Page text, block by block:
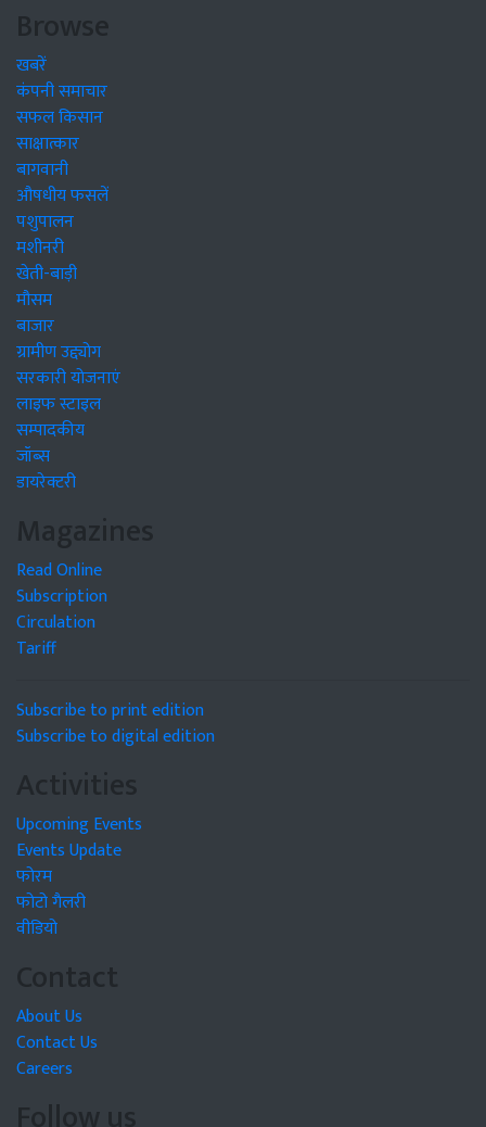
Browse
खबरें
कंपनी समाचार
सफल किसान
साक्षात्कार
बागवानी
औषधीय फसलें
पशुपालन
मशीनरी
खेती-बाड़ी
मौसम
बाजार
ग्रामीण उद्द्योग
सरकारी योजनाएं
लाइफ स्टाइल
सम्पादकीय
जॉब्स
डायरेक्टरी
Magazines
Read Online
Subscription
Circulation
Tariff
Subscribe to print edition
Subscribe to digital edition
Activities
Upcoming Events
Events Update
फोरम
फोटो गैलरी
वीडियो
Contact
About Us
Contact Us
Careers